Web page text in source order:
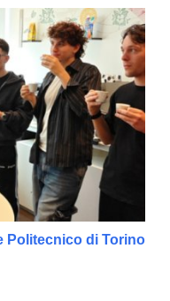
Politecnico di Torino